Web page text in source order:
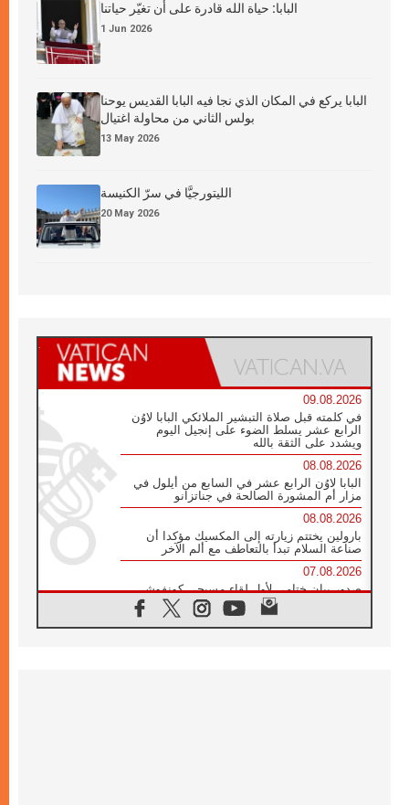
البابا: حياة الله قادرة على أن تغيّر حياتنا
1 Jun 2026
البابا يركع في المكان الذي نجا فيه البابا القديس يوحنا
بولس الثاني من محاولة اغتيال
13 May 2026
الليتورجيَّا في سرّ الكنيسة
20 May 2026
09.08.2026
في كلمته قبل صلاة التبشير الملائكي البابا لاوُن
الرابع عشر يسلط الضوء على إنجيل اليوم
ويشدد على الثقة بالله
08.08.2026
البابا لاوُن الرابع عشر في السابع من أيلول في
مزار أم المشورة الصالحة في جناتزانو
08.08.2026
بارولين يختتم زيارته إلى المكسيك مؤكدا أن
صناعة السلام تبدأ بالتعاطف مع ألم الآخر
07.08.2026
صدور بيان ختامي لأول لقاء مسيحي كونفوشي
بمشاركة الدائرة الفاتيكانية للحوار بين الأديان
07.08.2026